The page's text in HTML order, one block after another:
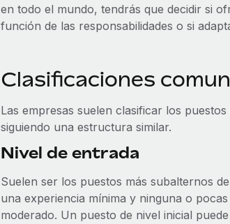
en todo el mundo, tendrás que decidir si
función de las responsabilidades o si
Clasificaciones
Las empresas suelen clasificar los
siguiendo una estructura similar.
Nivel de entrada
Suelen ser los puestos más subalternos
una experiencia mínima y ninguna o
moderado. Un puesto de nivel inicial